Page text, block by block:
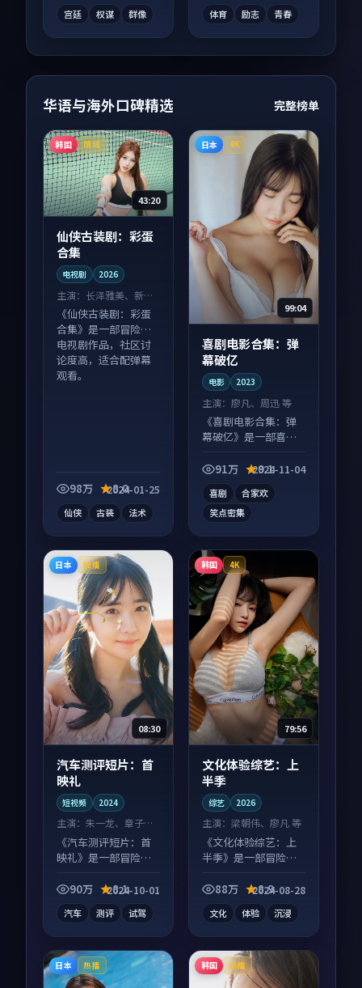
宫廷 权谋 群像 体育 励志 青春
华语与海外口碑精选 完整榜单
韩国 院线
43:20
仙侠古装剧：彩蛋
合集
电视剧 2026
主演： 长泽雅美、新垣
结衣 等
《仙侠古装剧：彩蛋
合集》是一部冒险向
电视剧作品，社区讨
论度高，适合配弹幕
观看。
98万 8.0
2024-01-25
仙侠 古装 法术
日本 4K
99:04
喜剧电影合集：弹
幕破亿
电影 2023
主演：廖凡、周迅 等
《喜剧电影合集：弹
幕破亿》是一部喜剧
事并行，细节值得二
91万 9.1
2024-11-04
喜剧
合家欢
笑点密集
日本 独播
08:30
汽车测评短片：首
映礼
短视频 2024
主演： 朱一龙、章子怡
等
《汽车测评短片：首
映礼》是一部冒险向
素齐全，观感爽快不
90万 8.1
2024-10-01
汽车 测评 试驾
韩国 4K
79:56
文化体验综艺：上
半季
综艺 2026
主演：梁朝伟、廖凡 等
《文化体验综艺：上
半季》是一部冒险向
信息量大，适合沉浸
88万 8.9
2024-08-28
文化 体验 沉浸
日本 热播 韩国 热播